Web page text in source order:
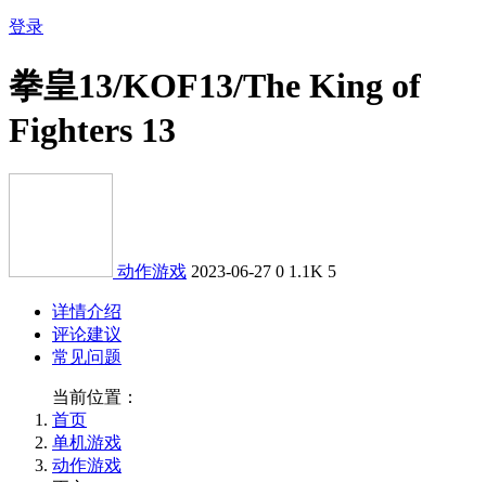
登录
拳皇13/KOF13/The King of
Fighters 13
动作游戏 2023-06-27 0 1.1K 5
详情介绍
评论建议
常见问题
当前位置：
首页
单机游戏
动作游戏